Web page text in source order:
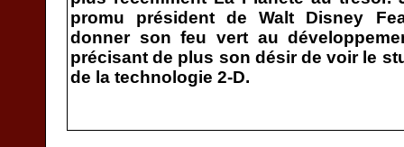
promu président de Walt Disney
donner son feu vert au
précisant de plus son désir de voir le
de la technologie 2-D.